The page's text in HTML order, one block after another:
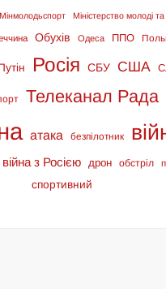
Мінмолодьспорт Міністерство молоді
Обухів Одеса ППО
Росія СБУ США
Телеканал Рада
атака безпілотник
війна з Росією дрон обстріл
спортивний